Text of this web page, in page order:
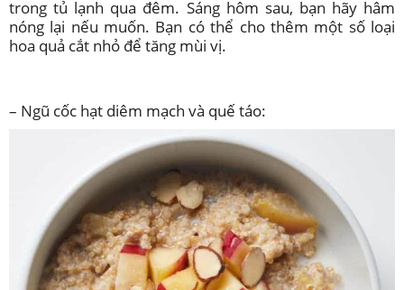
trong tủ lạnh qua đêm. Sáng hôm sau, bạn hãy hâm
nóng lại nếu muốn. Bạn có thể cho thêm một số loại
hoa quả cắt nhỏ để tăng mùi vị.
– Ngũ cốc hạt diêm mạch và quế táo: